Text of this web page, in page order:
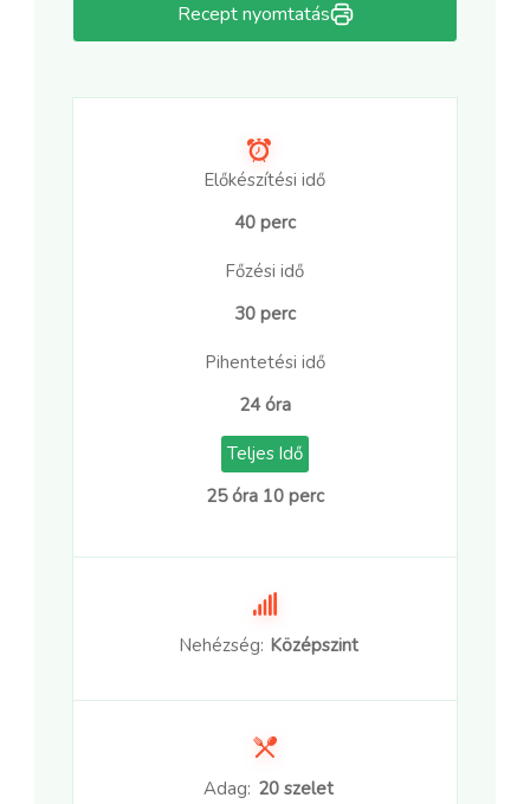
Recept nyomtatás
Előkészítési idő
40 perc
Főzési idő
30 perc
Pihentetési idő
24 óra
Teljes Idő
25 óra 10 perc
Nehézség: Középszint
Adag: 20 szelet